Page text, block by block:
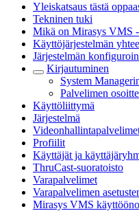
Yleiskatsaus tästä
Tekninen tuki
Mikä on Mirasys VMS
Käyttöjärjestelmän
Järjestelmän
Kirjautuminen
System
Palvelimen
Käyttöliittymä
Järjestelmä
Profiilit
Käyttäjät ja
ThruCast-suoratoisto
Varapalvelimet
Varapalvelimen
Mirasys VMS